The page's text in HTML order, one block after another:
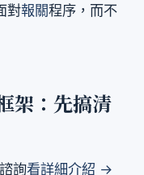
對報關程序，而不
架：先搞清
詢看詳細介紹 →